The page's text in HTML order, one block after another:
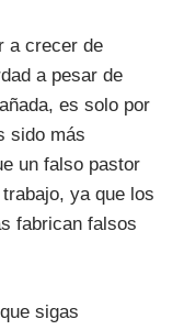
a crecer de
a pesar de
es solo por
sido más
un falso pastor
ya que los
fabrican falsos
sigas